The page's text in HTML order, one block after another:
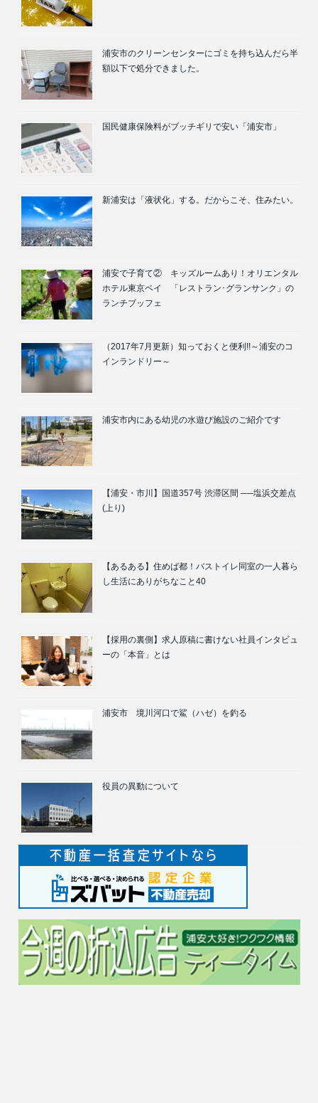
浦安市のクリーンセンターにゴミを持ち込んだら半
額以下で処分できました。
国民健康保険料がブッチギリで安い「浦安市」
新浦安は「液状化」する。だからこそ、住みたい。
浦安で子育て② キッズルームあり！オリエンタル
ホテル東京ベイ 「レストラン･グランサンク」の
ランチブッフェ
（2017年7月更新）知っておくと便利!!～浦安のコ
インランドリー～
浦安市内にある幼児の水遊び施設のご紹介です
【浦安・市川】国道357号 渋滞区間 ──塩浜交差点
(上り)
【あるある】住めば都！バストイレ同室の一人暮ら
し生活にありがちなこと40
【採用の裏側】求人原稿に書けない社員インタビュ
ーの「本音」とは
浦安市 境川河口で鯊（ハゼ）を釣る
役員の異動について